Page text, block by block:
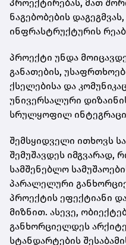
პროექტირებას, მათ
ნაგებობების
ინფრასტრუქტურის
პროექტი უნდა
განათების,
ქსელებისა და
უნივერსალური
სრულყოფილ
შემსყიდველი ითხოვს
შემუშავდეს
სამშენებლო
პარალელური
პროექტის ეფექტიანი
მიზნით. ასევე,
განხორციელდეს
სტანდარტების